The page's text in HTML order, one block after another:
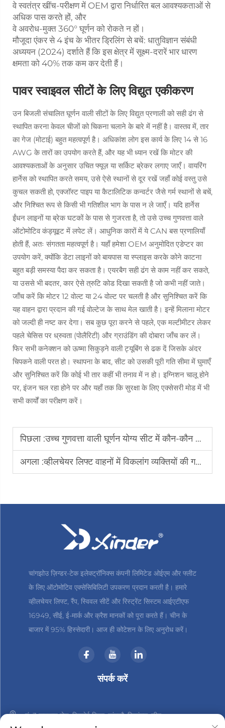
वे स्वतंत्र खींच-परीक्षण में OEM द्वारा निर्धारित बल आवश्यकताओं से
अधिक पास करते हों, और
वे अवरोध-मुक्त 360° घूर्णन को रोकते न हों।
मौजूदा एंकर से 4 इंच के भीतर ड्रिलिंग से बचें: धातुविज्ञान संबंधी
अध्ययन (2024) दर्शाते हैं कि इस क्षेत्र में सूक्ष्म-दरारें भार धारण
क्षमता को 40% तक कम कर देती हैं।
पावर स्वाइवल सीटों के लिए विद्युत एकीकरण
उन बिजली संचालित घूर्णन वाली सीटों के लिए विद्युत प्रणाली को सही ढंग से
स्थापित करना केवल चीजों को चिकना चलाने के बारे में नहीं है। वास्तव में, तार
का गेज (मोटाई) बहुत महत्वपूर्ण है। अधिकांश लोग इस कार्य के लिए 14 से 16
AWG के तारों का उपयोग करते हैं, और यह भी ध्यान रखें कि मोटर की
आवश्यकताओं के अनुसार उचित फ्यूज़ या सर्किट ब्रेकर लगाए जाएँ। वायरिंग
हार्नेस को स्थापित करते समय, उसे ऐसे स्थानों से दूर रखें जहाँ कोई वस्तु उसे
कुचल सकती हो, एक्जॉस्ट पाइप या कैटालिटिक कन्वर्टर जैसे गर्म स्थानों से बचें,
और निश्चित रूप से किसी भी गतिशील भाग के पास न ले जाएँ। यदि हार्नेस
ईंधन लाइनों या ब्रेक घटकों के पास से गुजरता है, तो उसे उच्च गुणवत्ता वाले
ऑटोमोटिव कंड्यूइट में लपेट लें। आधुनिक कारों में ये CAN बस प्रणालियाँ
होती हैं, अतः संगतता महत्वपूर्ण है। यहाँ हमेशा OEM अनुमोदित एडेप्टर का
उपयोग करें, क्योंकि डेटा लाइनों को बायपास या स्प्लाइस करके कोने काटना
बहुत बड़ी समस्या पैदा कर सकता है। एयरबैग सही ढंग से काम नहीं कर सकते,
या उससे भी बदतर, कार ऐसे त्रुटि कोड दिखा सकती है जो कभी नहीं जाते।
जाँच करें कि मोटर 12 वोल्ट या 24 वोल्ट पर चलती है और सुनिश्चित करें कि
यह वाहन द्वारा प्रदान की गई वोल्टेज के साथ मेल खाती है। इन्हें मिलाना मोटर
को जल्दी ही नष्ट कर देगा। सब कुछ पूरा करने से पहले, एक मल्टीमीटर लेकर
पहले चेसिस पर ध्रुवता (पोलैरिटी) और ग्राउंडिंग की दोबारा जाँच कर लें।
फिर सभी कनेक्शन को ऊष्मा सिकुड़ने वाली ट्यूबिंग से ढक दें जिसके अंदर
चिपकने वाली परत हो। स्थापना के बाद, सीट को उसकी पूरी गति सीमा में घुमाएँ
और सुनिश्चित करें कि कोई भी तार कहीं भी तनाव में न हो। इग्निशन चालू होने
पर, इंजन चल रहा होने पर और यहाँ तक कि सुरक्षा के लिए एक्सेसरी मोड में भी
सभी कार्यों का परीक्षण करें।
पिछला :उच्च गुणवत्ता वाली घूर्णन योग्य सीट में कौन-कौन सी सुरक्षा विशेषताएँ होनी चाहिए
अगला :व्हीलचेयर लिफ्ट वाहनों में विकलांग व्यक्तियों की गतिशीलता को क्यों बेहतर बनाती है?
चांगझोउ ज़िन्डर-टेक इलेक्ट्रॉनिक्स कंपनी लिमिटेड ओईएम और फ्लीट
के लिए ऑटोमोटिव एक्सेसिबिलिटी उपकरण प्रदान करती है। हमारे
व्हीलचेयर लिफ्ट, रैंप, स्विवल सीटें और रिस्ट्रेंट सिस्टम आईएटीएफ
16949, सीई, ई-मार्क और क्रैश मानकों को पूरा करते हैं। चीन के
बाजार में 95% हिस्सेदारी। आज ही कोटेशन के लिए अनुरोध करें।
संपर्क करें
नं. 3 हानशान रोड, जिनबेई जिला, चांगझौ, जियांगसु, चीन